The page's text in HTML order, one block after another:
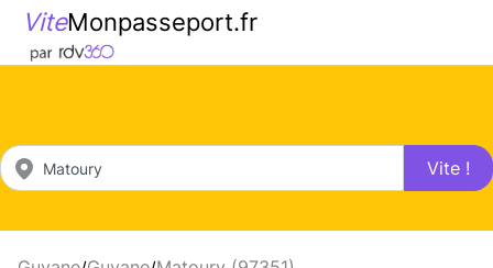
ViteMonpasseport.fr
Vite !